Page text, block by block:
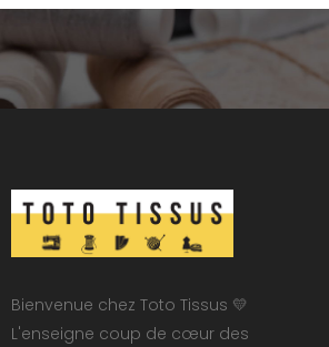
Bienvenue chez Toto Tissus 💛
L'enseigne coup de cœur des